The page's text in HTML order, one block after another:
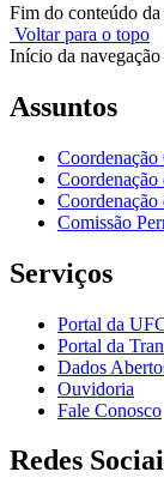
Fim do conteúdo da
Voltar para o topo
Início da navegação
Assuntos
Comissão
Serviços
Portal da
Portal da
Dados
Ouvidoria
Fale Conosco
Redes